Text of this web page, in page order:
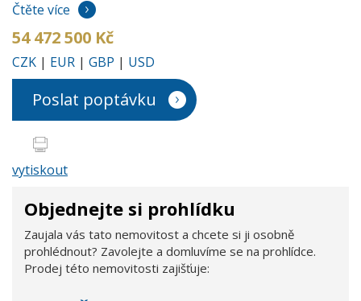
Čtěte více
54 472 500 Kč
CZK | EUR | GBP | USD
Poslat poptávku
vytiskout
Objednejte si prohlídku
Zaujala vás tato nemovitost a chcete si ji osobně
prohlédnout? Zavolejte a domluvíme se na prohlídce.
Prodej této nemovitosti zajišťuje: